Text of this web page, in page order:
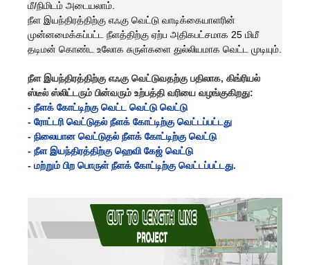
மீ/நிமிடம் அடையலாம்.
நீள இயந்திரத்திற்கு எஃகு வெட்டு வாடிக்கையாளரின்
முன்னமைக்கப்பட்ட நீளத்திற்கு ஏற்ப அதிகபட்சமாக 25 மிமீ
தடிமன் கொண்ட உலோக சுருள்களை துல்லியமாக வெட்ட முடியும்.
நீள இயந்திரத்திற்கு எஃகு வெட்டுவதற்கு பதிலாக, கிங்ரியல்
ஸ்டீல் ஸ்லிட்டரும் பின்வரும் உற்பத்தி வரியை வழங்குகிறது:
- நீளக் கோட்டிற்கு வெட்ட வெட்டு வெட்டு
- ரோட்டரி வெட்டுதல் நீளக் கோட்டிற்கு வெட்டப்பட்டது
- நிலையான வெட்டுதல் நீளக் கோட்டிற்கு வெட்டு
- நீள இயந்திரத்திற்கு ஹெவி கேஜ் வெட்டு
- மற்றும் பிற பொருள் நீளக் கோட்டிற்கு வெட்டப்பட்டது.